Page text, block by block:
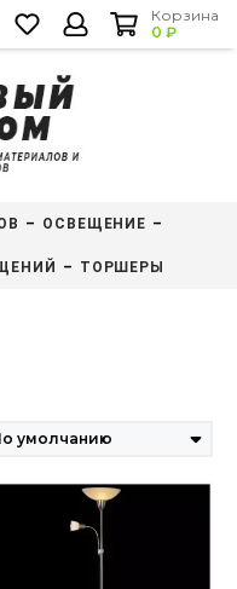
Корзина
0 ₽
ОСВЕЩЕНИЕ
ТОРШЕРЫ